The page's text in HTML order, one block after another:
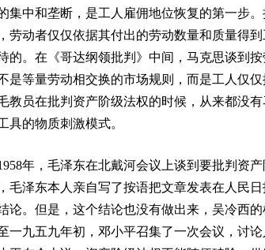
集中和垄断，是工人雇佣地位恢复的第一步
劳动者仅仅依据其付出的劳动数量和质量得
的。在《哥达纲领批判》中间，马克思谈到
是等量劳动相交换的市场规则，而是工人仅
教员在批判资产阶级法权的时候，从来都没
具的物质刺激模式。
年，毛泽东在北戴河会议上谈到要批判资
毛泽东本人亲自写了按语把文章发表在人民
论。但是，这个结论也没有做出来，吴冷西
一九五九年初，邓小平召集了一次会议，讨